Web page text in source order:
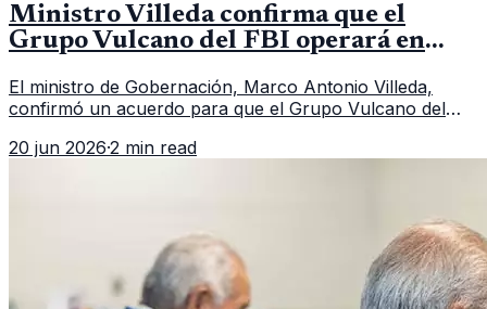
Ministro Villeda confirma que el
Grupo Vulcano del FBI operará en
El ministro de Gobernación, Marco Antonio Villeda,
confirmó un acuerdo para que el Grupo Vulcano del
fallido con la administración anterior del Ministerio
20 jun 2026·2 min read